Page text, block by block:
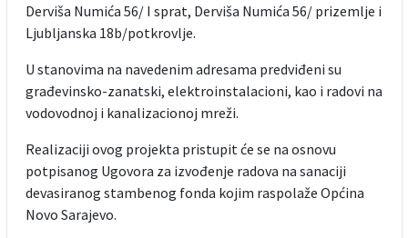
Derviša Numića 56/ I sprat, Derviša Numića 56/ prizemlje i
Ljubljanska 18b/potkrovlje.
U stanovima na navedenim adresama predviđeni su
građevinsko-zanatski, elektroinstalacioni, kao i radovi na
vodovodnoj i kanalizacionoj mreži.
Realizaciji ovog projekta pristupit će se na osnovu
potpisanog Ugovora za izvođenje radova na sanaciji
devasiranog stambenog fonda kojim raspolaže Općina
Novo Sarajevo.